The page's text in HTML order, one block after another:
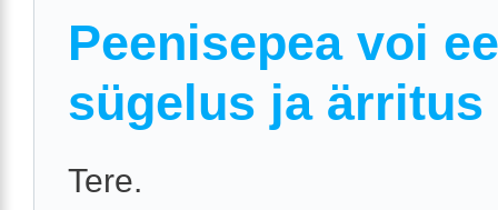
Peenisepea voi
sügelus ja ärritus
Tere.